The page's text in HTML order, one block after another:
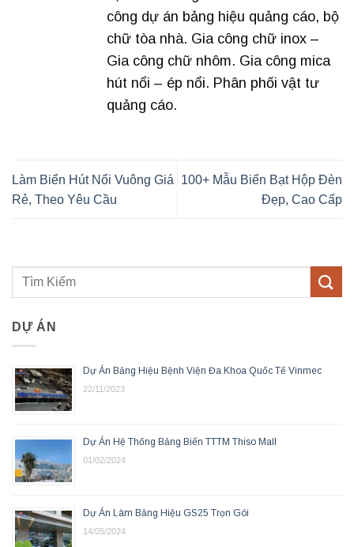
công dự án bảng hiệu quảng cáo, bộ
chữ tòa nhà. Gia công chữ inox –
Gia công chữ nhôm. Gia công mica
hút nổi – ép nổi. Phân phối vật tư
quảng cáo.
Làm Biển Hút Nổi Vuông Giá
Rẻ, Theo Yêu Cầu
100+ Mẫu Biển Bạt Hộp Đèn
Đẹp, Cao Cấp
DỰ ÁN
Dự Án Bảng Hiệu Bệnh Viện Đa Khoa Quốc Tế Vinmec
22/11/2023
Dự Án Hệ Thống Bảng Biển TTTM Thiso Mall
01/02/2024
Dự Án Làm Bảng Hiệu GS25 Trọn Gói
14/05/2024